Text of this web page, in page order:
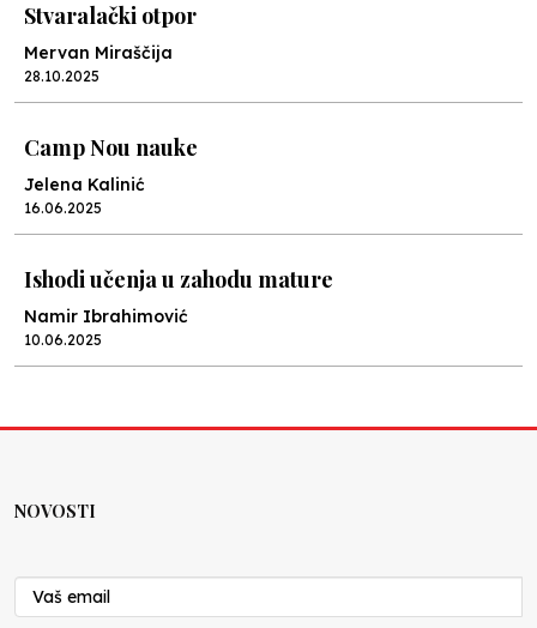
Stvaralački otpor
Mervan Miraščija
28.10.2025
Camp Nou nauke
Jelena Kalinić
16.06.2025
Ishodi učenja u zahodu mature
Namir Ibrahimović
10.06.2025
Nenad Veličković
29.10.2024
NOVOSTI